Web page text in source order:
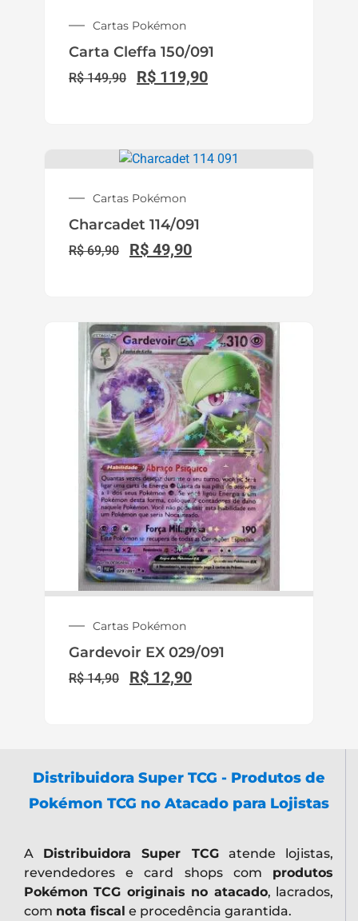
Cartas Pokémon
Carta Cleffa 150/091
R$149,90 R$ 119,90
Cartas Pokémon
Charcadet 114/091
R$69,90 R$ 49,90
Cartas Pokémon
Gardevoir EX 029/091
R$14,90 R$ 12,90
Distribuidora Super TCG - Produtos de
Pokémon TCG no Atacado para Lojistas
A Distribuidora Super TCGatende lojistas,
revendedores e card shops com produtos
Pokémon TCG originais no atacado, lacrados,
com nota fiscal e procedência garantida.